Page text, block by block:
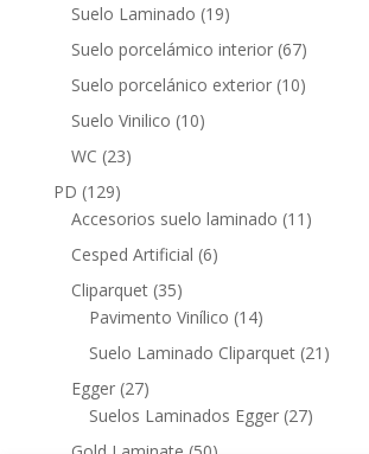
Suelo Laminado 1919
productos
Suelo porcelámico interior 6767
productos
Suelo porcelánico exterior 1010
Suelo Vinilico 1010
WC 2323
PD 129129
productos
Accesorios suelo laminado 11 11
Cesped Artificial 66
Cliparquet 3535
productos
Pavimento Vinílico 1414
productos
Suelo Laminado Cliparquet 21 21
Egger 2727
productos
Suelos Laminados Egger 2727